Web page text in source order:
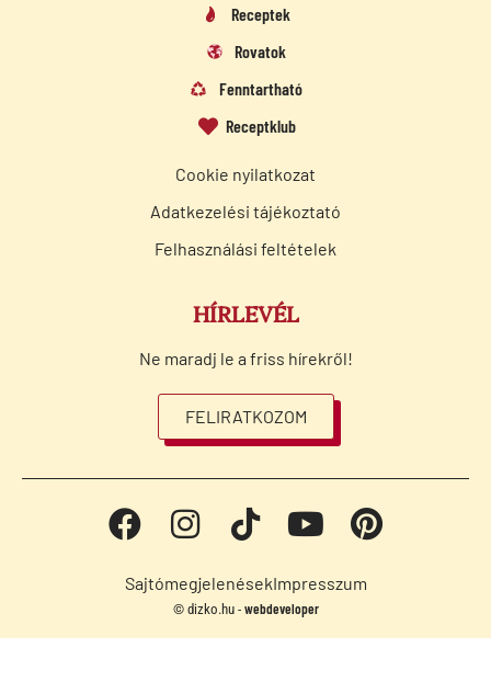
Receptek
Rovatok
Fenntartható
Receptklub
Cookie nyilatkozat
Adatkezelési tájékoztató
Felhasználási feltételek
HÍRLEVÉL
Ne maradj le a friss hírekről!
FELIRATKOZOM
SajtómegjelenésekImpresszum
© dizko.hu - webdeveloper